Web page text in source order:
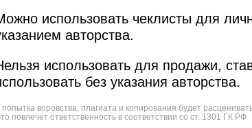
использовать чеклисты для
авторства.
использовать для продажи,
без указания авторства.
воровства, плагиата и копирования будет
повлечёт ответственность в соответствии со ст. 1301 ГК РФ